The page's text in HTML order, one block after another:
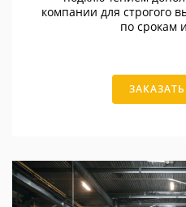
компании для строгого
по срокам